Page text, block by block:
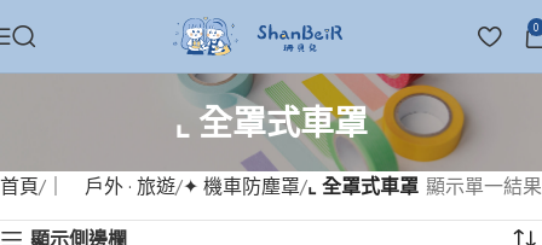
0
⌞ 全罩式車罩
首頁 ｜ 戶外 · 旅遊 ✦ 機車防塵罩 ⌞ 全罩式車罩 顯示單一結果
顯示側邊欄